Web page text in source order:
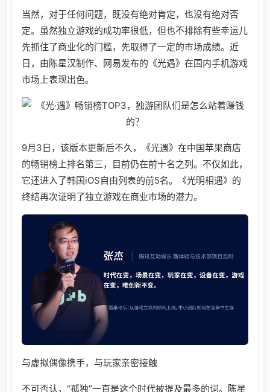
当然，对于任何问题，既没有绝对肯定，也没有绝对否
定。虽然独立游戏的成功率很低，但也不排除有些幸运儿
先抓住了商业化的门槛，先取得了一定的市场成绩。近
日，由陈星汉制作、网易发布的《光遇》在国内手机游戏
市场上表现出色。
9月3日，该版本更新后不久，《光遇》在中国苹果商店
的畅销榜上排名第三，目前仍在前十名之列。不仅如此，
它还进入了韩国iOS自由列表的前5名。《光明相遇》的
终结再次证明了独立游戏在商业市场的潜力。
与虚拟偶像携手，与玩家亲密接触
不可否认，“孤独”一直是这个时代被提及最多的词。陈星